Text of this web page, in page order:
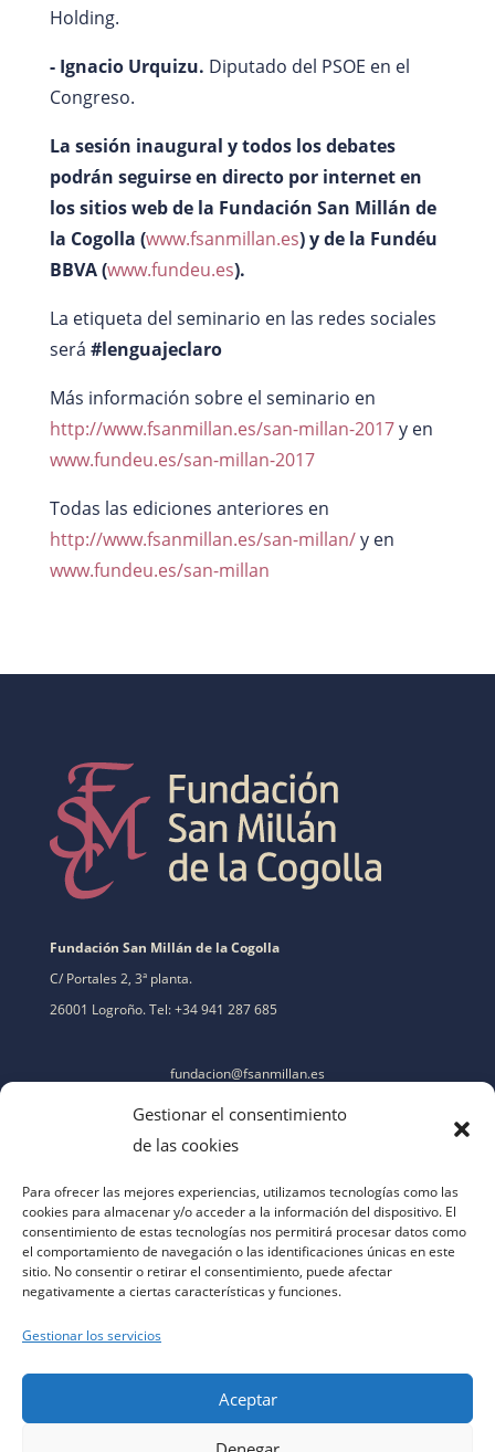
Gestionar el consentimiento
de las cookies
Para ofrecer las mejores experiencias, utilizamos tecnologías como las
cookies para almacenar y/o acceder a la información del dispositivo. El
consentimiento de estas tecnologías nos permitirá procesar datos como
el comportamiento de navegación o las identificaciones únicas en este
sitio. No consentir o retirar el consentimiento, puede afectar
negativamente a ciertas características y funciones.
Gestionar los servicios
Aceptar
Holding.
- Ignacio Urquizu. Diputado del PSOE en el
Congreso.
La sesión inaugural y todos los debates
podrán seguirse en directo por internet en
los sitios web de la Fundación San Millán de
la Cogolla (www.fsanmillan.es) y de la Fundéu
BBVA (www.fundeu.es).
La etiqueta del seminario en las redes sociales
será #lenguajeclaro
Más información sobre el seminario en
http://www.fsanmillan.es/san-millan-2017y en
www.fundeu.es/san-millan-2017
Todas las ediciones anteriores en
http://www.fsanmillan.es/san-millan/y en
www.fundeu.es/san-millan
Fundación San Millán de la Cogolla
C/ Portales 2, 3ª planta.
26001 Logroño. Tel: +34 941 287 685
fundacion@fsanmillan.es
política de privacidad|política de cookies